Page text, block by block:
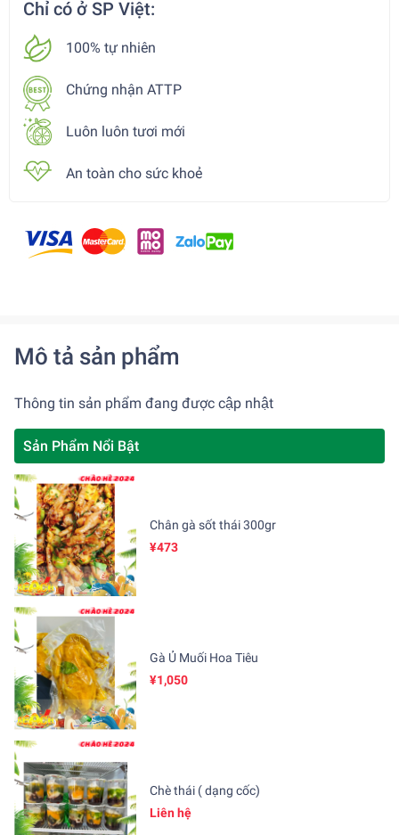
Chỉ có ở SP Việt:
100% tự nhiên
Chứng nhận ATTP
Luôn luôn tươi mới
An toàn cho sức khoẻ
Mô tả sản phẩm
Thông tin sản phẩm đang được cập nhật
Sản Phẩm Nổi Bật
Chân gà sốt thái 300gr
¥473
Gà Ủ Muối Hoa Tiêu
¥1,050
Chè thái ( dạng cốc)
Liên hệ